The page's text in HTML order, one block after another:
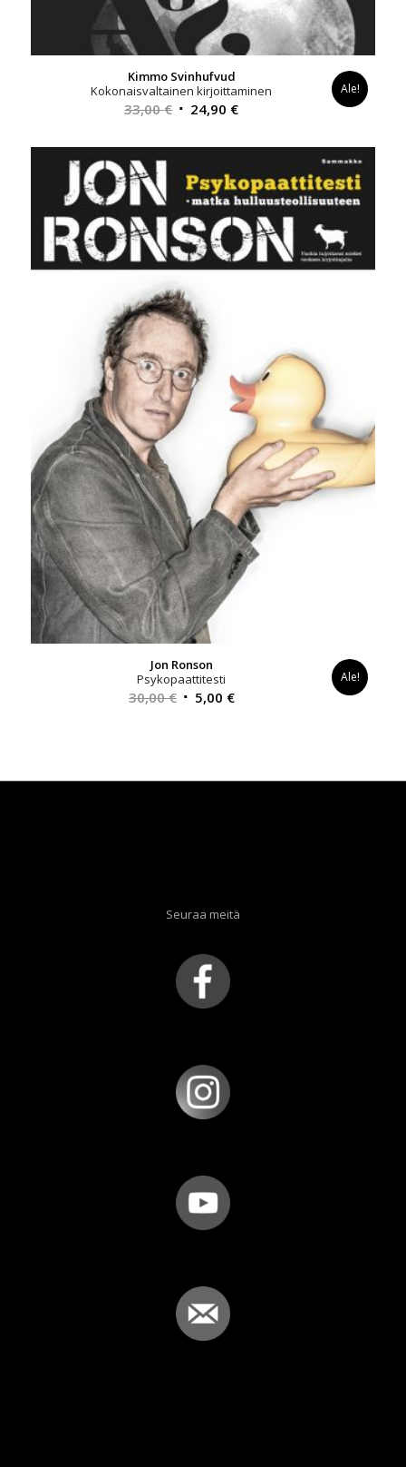
Kimmo Svinhufvud
Kokonaisvaltainen kirjoittaminen
33,00€ Alkuperäinen
oli:
33,00 €.
24,90 €Nykyinen
on:
24,90 €.
Ale!
Jon Ronson
Psykopaattitesti
30,00€ Alkuperäinen
5,00 €Nykyinen
Ale!
Seuraa meitä